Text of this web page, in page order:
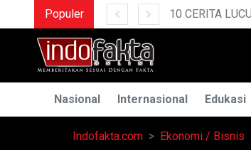
Populer
BIKIN NGAKAK
Nasional Internasional Edukasi
Indofakta.com Ekonomi / Bisnis